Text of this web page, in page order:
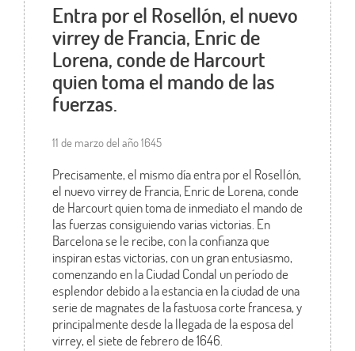
Entra por el Rosellón, el nuevo
virrey de Francia, Enric de
Lorena, conde de Harcourt
quien toma el mando de las
fuerzas.
11 de marzo del año 1645
Precisamente, el mismo día entra por el Rosellón,
el nuevo virrey de Francia, Enric de Lorena, conde
de Harcourt quien toma de inmediato el mando de
las fuerzas consiguiendo varias victorias. En
Barcelona se le recibe, con la confianza que
inspiran estas victorias, con un gran entusiasmo,
comenzando en la Ciudad Condal un período de
esplendor debido a la estancia en la ciudad de una
serie de magnates de la fastuosa corte francesa, y
principalmente desde la llegada de la esposa del
virrey, el siete de febrero de 1646.